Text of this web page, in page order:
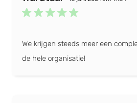
Documentatie / bijlage
E-mail notificaties
Gantt grafieken
We krijgen steeds meer een
de hele organisatie!